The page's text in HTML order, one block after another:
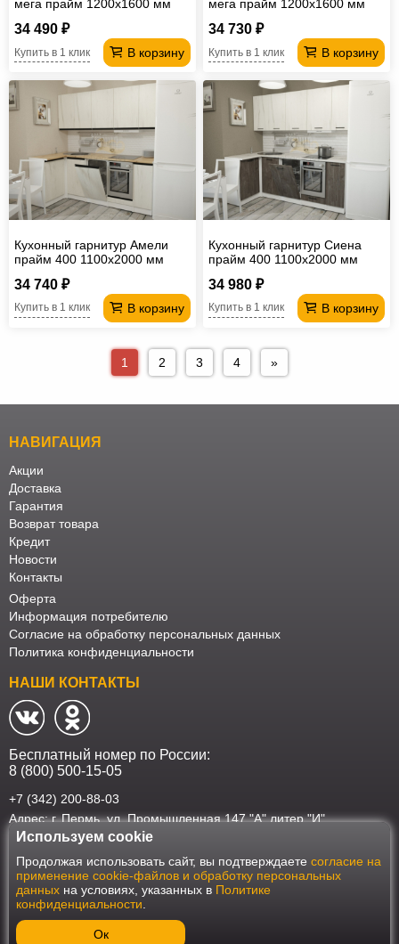
мега прайм 1200х1600 мм
34 490 ₽
В корзину
Купить в 1 клик
мега прайм 1200х1600 мм
34 730 ₽
В корзину
Купить в 1 клик
Кухонный гарнитур Амели
прайм 400 1100х2000 мм
34 740 ₽
В корзину
Купить в 1 клик
Кухонный гарнитур Сиена
прайм 400 1100х2000 мм
34 980 ₽
В корзину
Купить в 1 клик
1 2 3 4 »
НАВИГАЦИЯ
Акции
Доставка
Гарантия
Возврат товара
Кредит
Новости
Контакты
Оферта
Информация потребителю
Согласие на обработку персональных данных
Политика конфиденциальности
НАШИ КОНТАКТЫ
Бесплатный номер по России:
8 (800) 500-15-05
+7 (342) 200-88-03
Адрес: г. Пермь, ул. Промышленная 147 "А" литер "И"
Наш интернет-магазин работает в соответствии с требованиями
Федерального закона от 27 июля 2006 года №152-ФЗ "О персональных
данных". Оформить заказ на сайте Мебеласка возможно только при
наличии согласия на обработку Ваших персональных данных. Для
улучшения работы сайта и его взаимодействия с пользователями мы
используем файлы cookie. Продолжая пользоваться сайтом, вы
соглашаетесь с использованием cookie.
Используем cookie
Продолжая использовать сайт, вы подтверждаете согласие на
применение cookie-файлов и обработку персональных
данных на условиях, указанных в Политике
конфиденциальности
Ок